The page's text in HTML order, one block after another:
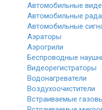
Автомобильные
Автомобильные
Автомобильные
Аэраторы
Аэрогрили
Беспроводные
Видеорегистраторы
Водонагреватели
Воздухоочистители
Встраиваемые